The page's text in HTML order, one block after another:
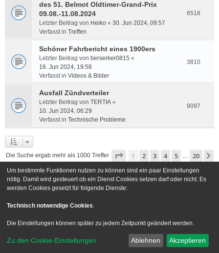
des 51. Belmot Oldtimer-Grand-Prix
09.08.-11.08.2024
Letzter Beitrag von Heiko « 30. Jun 2024, 09:57
Verfasst in Treffen
6518
Schöner Fahrbericht eines 1900ers
Letzter Beitrag von berserker0815 «
16. Jun 2024, 19:58
Verfasst in Videos & Bilder
3810
Ausfall Zündverteiler
Letzter Beitrag von TERTIA «
10. Jun 2024, 06:29
Verfasst in Technische Probleme
9097
Die Suche ergab mehr als 1000 Treffer Seite 1von 20
1 2 3 4 5 … 20
Gehe zu
Foren-Übersicht Kontakt
Powered byphpBB® Forum Software © phpBB Limited
Style we_universal created byINVENTEA
nextgen
Um bestimmte Funktionen nutzen zu können sind ein paar Einstellungen
nötig. Damit wird gesteuert ob ein Dienst Cookies setzen darf oder nicht. Es
werden Cookies gesetzt für folgende Dienste:
Technisch notwendige Cookies.
Die Einstellungen können später zu jedem Zeitpunkt geändert werden.
Zu den Cookie-Einstellungen Ablehnen Akzeptieren